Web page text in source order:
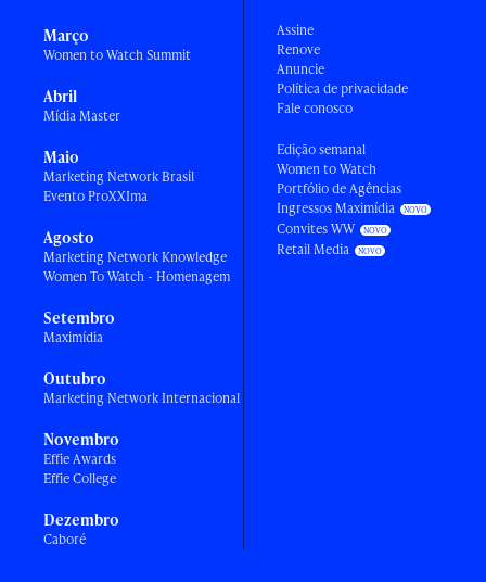
Março
Women to Watch Summit
Abril
Mídia Master
Maio
Marketing Network Brasil
Evento ProXXIma
Agosto
Marketing Network Knowledge
Women To Watch - Homenagem
Setembro
Maximídia
Outubro
Marketing Network Internacional
Novembro
Effie Awards
Effie College
Dezembro
Caboré
Assine
Renove
Anuncie
Política de privacidade
Fale conosco
Edição semanal
Women to Watch
Portfólio de Agências
Ingressos Maximídia
Convites WW
Retail Media